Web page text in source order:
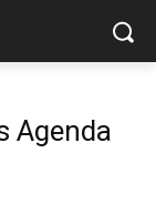
Agenda